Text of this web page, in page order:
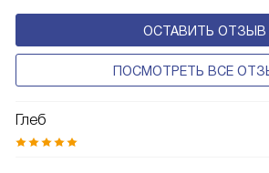
свежести BioFresh 0°C. Они
ОСТАВИТЬ ОТЗЫВ
ПОСМОТРЕТЬ ВСЕ
Глеб